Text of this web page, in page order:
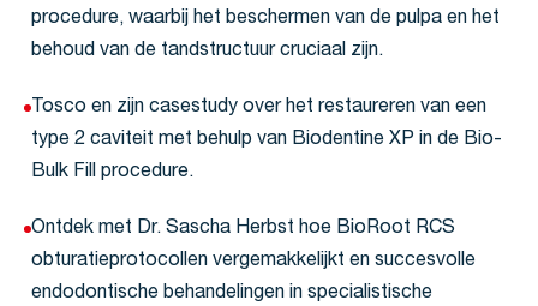
procedure, waarbij het beschermen van de pulpa en het
behoud van de tandstructuur cruciaal zijn.
Tosco en zijn casestudy over het restaureren van een
type 2 caviteit met behulp van Biodentine XP in de Bio-
Bulk Fill procedure.
Ontdek met Dr. Sascha Herbst hoe BioRoot RCS
obturatieprotocollen vergemakkelijkt en succesvolle
endodontische behandelingen in specialistische